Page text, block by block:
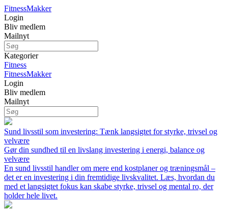
FitnessMakker
Login
Bliv medlem
Mailnyt
Kategorier
Fitness
FitnessMakker
Login
Bliv medlem
Mailnyt
Sund livsstil som investering: Tænk langsigtet for styrke, trivsel og
velvære
Gør din sundhed til en livslang investering i energi, balance og
velvære
En sund livsstil handler om mere end kostplaner og træningsmål –
det er en investering i din fremtidige livskvalitet. Læs, hvordan du
med et langsigtet fokus kan skabe styrke, trivsel og mental ro, der
holder hele livet.